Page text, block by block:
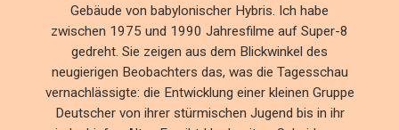
Gebäude von babylonischer Hybris. Ich habe
zwischen 1975 und 1990 Jahresfilme auf Super-8
gedreht. Sie zeigen aus dem Blickwinkel des
neugierigen Beobachters das, was die Tagesschau
vernachlässigte: die Entwicklung einer kleinen Gruppe
Deutscher von ihrer stürmischen Jugend bis in ihr